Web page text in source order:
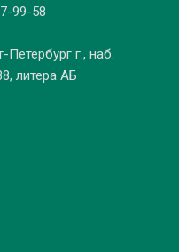
99-58
Петербург г., наб.
литера АБ